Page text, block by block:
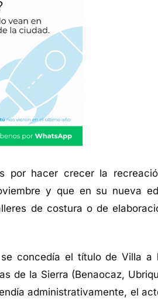
por hacer crecer la
y que en su nueva
de costura o de
concedía el título de Villa a
de la Sierra (Benaocaz,
administrativamente, el